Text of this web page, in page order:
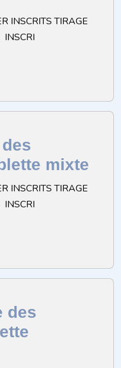
INSCRITS TIRAGE
INSCRI
mixte
INSCRITS TIRAGE
INSCRI
des